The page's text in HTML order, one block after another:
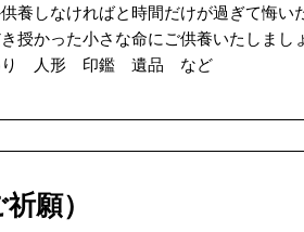
養しなければと時間だけが過ぎて悔い
授かった小さな命にご供養いたしまし
り 人形 印鑑 遺品 など
願）